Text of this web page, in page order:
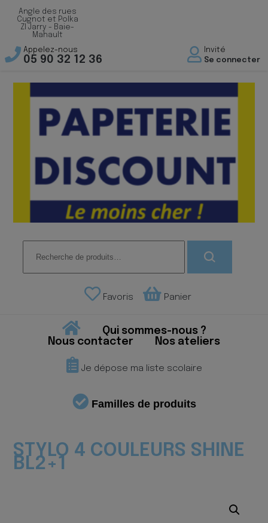
Angle des rues
Cugnot et Polka
ZI Jarry - Baie-
Mahault
Appelez-nous
05 90 32 12 36
Invité
Se connecter
pour :
Favoris Panier
Qui sommes-nous ?
Nous contacter
Nos ateliers
Je dépose ma liste scolaire
Familles de produits
STYLO 4 COULEURS SHINE
BL2+1